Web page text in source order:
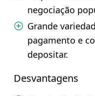
negociação
Grande
pagamento e
depositar.
Desvantagens